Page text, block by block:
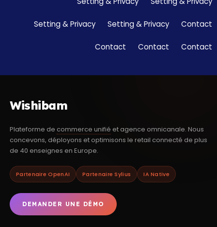
Setting & Privacy Setting & Privacy Contact
Contact Contact Contact
Wishibam
Plateforme de commerce unifié et agence omnicanale. Nous
concevons, déployons et optimisons le retail connecté de plus
de 40 enseignes en Europe.
Partenaire OpenAI Partenaire Sylius IA Native
DEMANDER UNE DÉMO